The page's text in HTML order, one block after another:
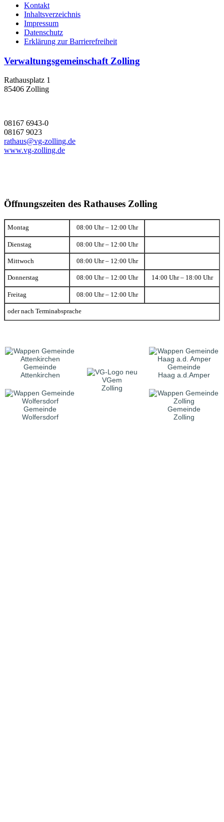
Kontakt
Inhaltsverzeichnis
Impressum
Datenschutz
Erklärung zur Barrierefreiheit
Verwaltungsgemeinschaft Zolling
Rathausplatz 1
85406 Zolling
08167 6943-0
08167 9023
rathaus@vg-zolling.de
www.vg-zolling.de
Öffnungszeiten des Rathauses Zolling
Montag 08:00 Uhr – 12:00 Uhr
Dienstag 08:00 Uhr – 12:00 Uhr
Mittwoch 08:00 Uhr – 12:00 Uhr
Donnerstag 08:00 Uhr – 12:00 Uhr 14:00 Uhr – 18:00 Uhr
Freitag 08:00 Uhr – 12:00 Uhr
oder nach Terminabsprache
Gemeinde
Attenkirchen
VGem
Zolling
Gemeinde
Haag a.d.Amper
Gemeinde
Wolfersdorf
Gemeinde
Zolling